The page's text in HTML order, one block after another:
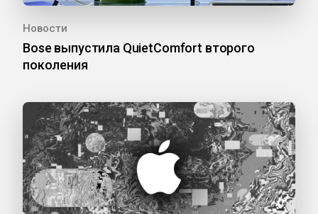
Новости
Bose выпустила QuietComfort второго
поколения